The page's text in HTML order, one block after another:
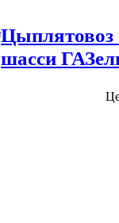
Цыплятовоз
шасси